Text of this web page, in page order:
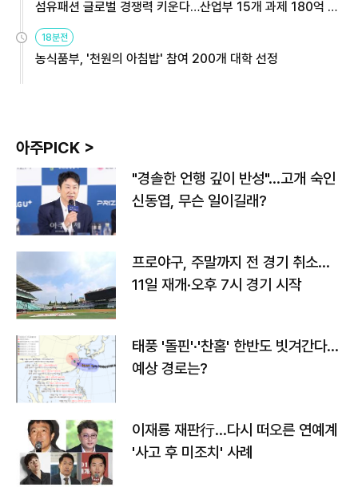
섬유패션 글로벌 경쟁력 키운다…산업부 15개 과제 180억 지
18분전
농식품부, '천원의 아침밥' 참여 200개 대학 선정
아주PICK >
"경솔한 언행 깊이 반성"…고개 숙인
신동엽, 무슨 일이길래?
프로야구, 주말까지 전 경기 취소…
11일 재개·오후 7시 경기 시작
태풍 '돌핀'·'찬홈' 한반도 빗겨간다…
예상 경로는?
이재룡 재판行…다시 떠오른 연예계
'사고 후 미조치' 사례